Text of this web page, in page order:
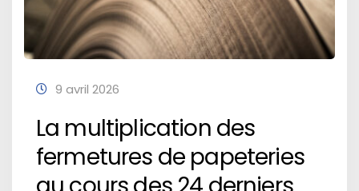
9 avril 2026
La multiplication des
fermetures de papeteries